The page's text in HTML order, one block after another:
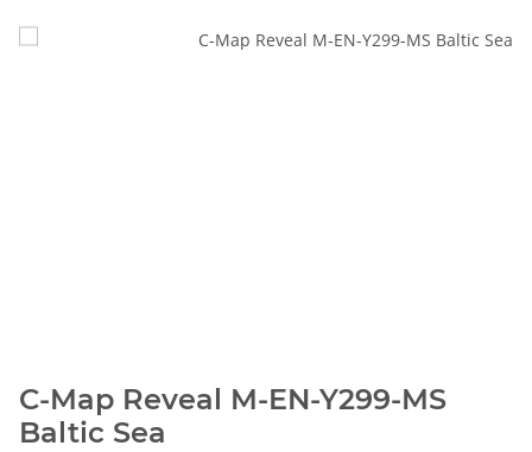
C-Map Reveal M-EN-Y299-MS
Baltic Sea